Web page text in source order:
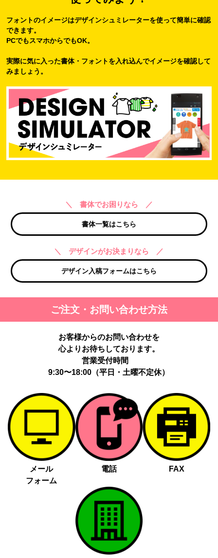
フォントのイメージはデザインシュミレーターを使って簡単に確認
できます。
PCでもスマホからでもOK。
実際に気に入った書体・フォントを入れ込んでイメージを確認して
みましょう。
＼ 書体でお困りなら ／
書体一覧はこちら
＼ デザインがお決まりなら ／
デザイン入稿フォームはこちら
ご注文・お問い合わせ方法
お客様からのお問い合わせを
心よりお待ちしております。
営業受付時間
9:30〜18:00（平日・土曜不定休）
メール
フォーム
電話 FAX